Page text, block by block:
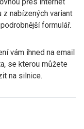
z nabízených variant
formulář.
vám ihned na email
se kterou můžete
na silnice.